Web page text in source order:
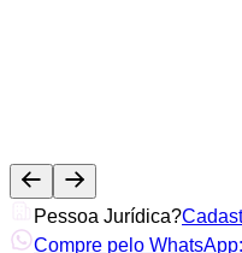
Pessoa Jurídica?
Compre pelo